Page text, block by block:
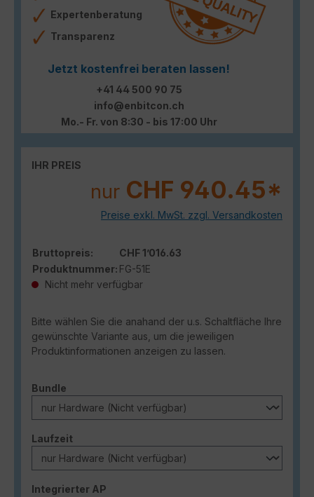
Expertenberatung
Transparenz
Jetzt kostenfrei beraten lassen!
+41 44 500 90 75
info@enbitcon.ch
Mo.- Fr. von 8:30 - bis 17:00 Uhr
IHR PREIS
nur CHF 940.45*
Preise exkl. MwSt. zzgl. Versandkosten
Bruttopreis:
CHF 1’016.63
Produktnummer: FG-51E
Nicht mehr verfügbar
Bitte wählen Sie die anahand der u.s. Schaltfläche Ihre
gewünschte Variante aus, um die jeweiligen
Produktinformationen anzeigen zu lassen.
Bundle
Laufzeitauswählen
Integrierter AP